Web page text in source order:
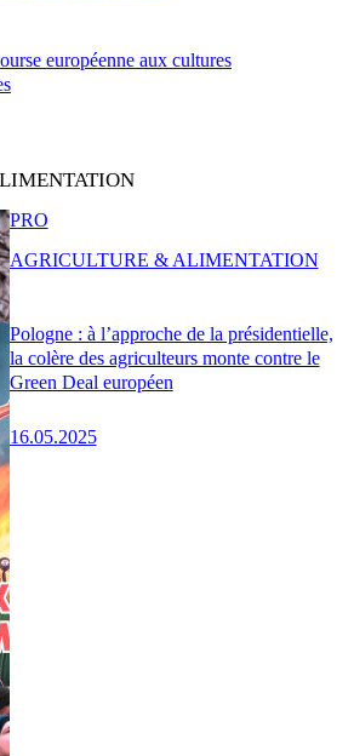
européenne aux cultures
Pologne : à l’approche de la présidentielle,
la colère des agriculteurs monte contre le
Green Deal européen
16.05.2025
PRO
AGRICULTURE & ALIMENTATION